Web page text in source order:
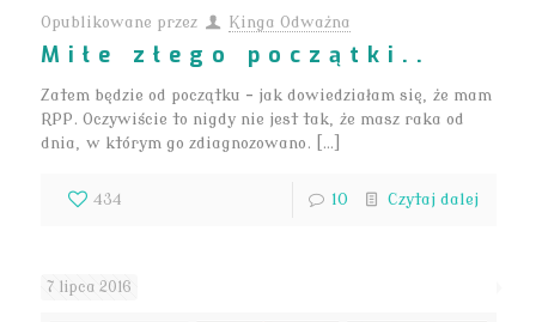
Opublikowane przez Kinga Odważna
Miłe złego początki..
Zatem będzie od początku – jak dowiedziałam się, że mam
RPP. Oczywiście to nigdy nie jest tak, że masz raka od
dnia, w którym go zdiagnozowano. […]
434 10 Czytaj dalej
7 lipca 2016